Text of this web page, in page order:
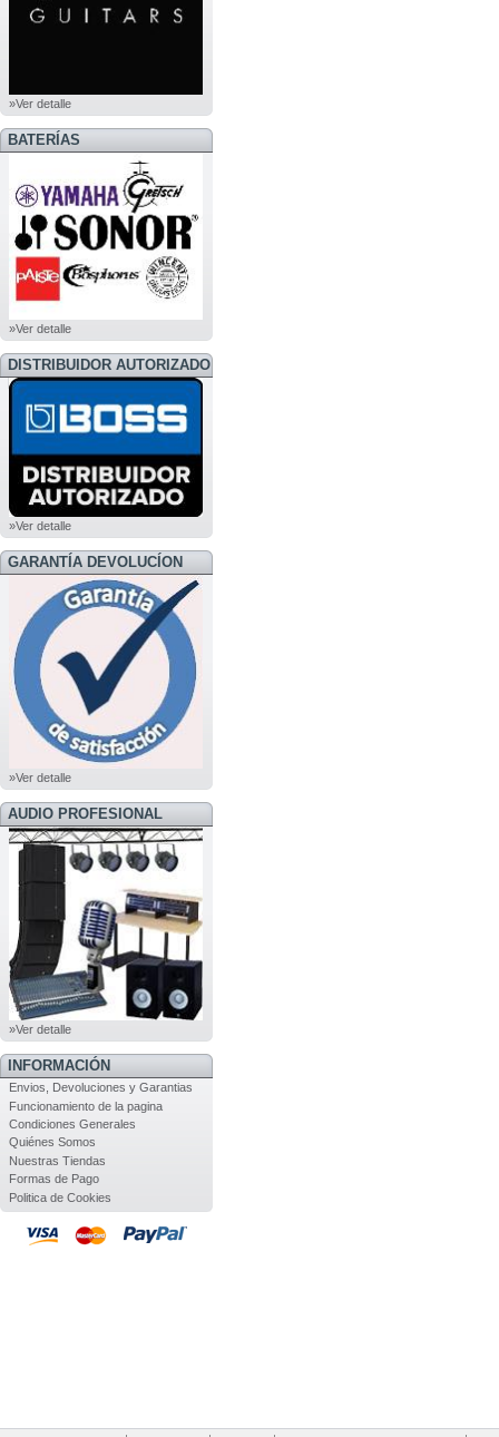
»Ver detalle
BATERÍAS
»Ver detalle
DISTRIBUIDOR AUTORIZADO
BOSS
»Ver detalle
GARANTÍA DEVOLUCÍON
»Ver detalle
AUDIO PROFESIONAL
»Ver detalle
INFORMACIÓN
Envios, Devoluciones y Garantias
Funcionamiento de la pagina
Condiciones Generales
Quiénes Somos
Nuestras Tiendas
Formas de Pago
Politica de Cookies